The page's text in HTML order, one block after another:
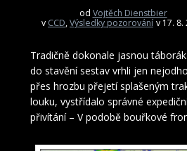
od Vojtěch Dienstbier
v CCD,Výsledky pozorování v 17. 8.
Tradičně dokonale jasnou
do stavění sestav vrhli jen
přes hrozbu přejetí splašeným
louku, vystřídalo správné
přivítání – V podobě bouřkové